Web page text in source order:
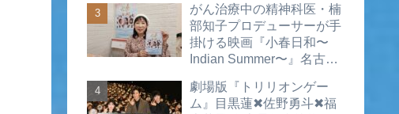
がん治療中の精神科医・楠
部知子プロデューサーが手
掛ける映画『小春日和〜
Indian Summer〜』名古屋
画あり）
劇場版『トリリオンゲー
ム』目黒蓮✖佐野勇斗✖福